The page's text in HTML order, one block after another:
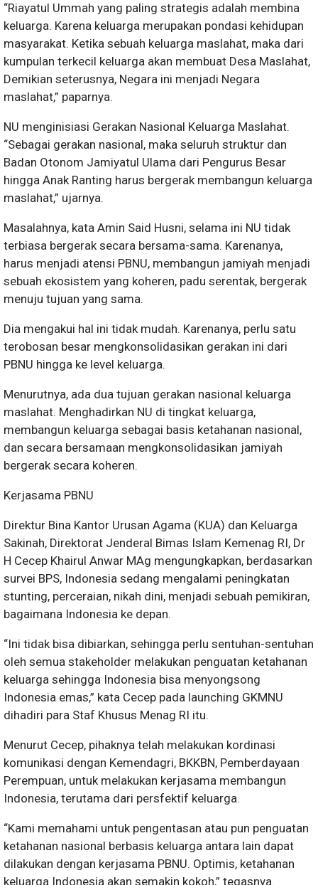
“Riayatul Ummah yang paling strategis adalah membina
keluarga. Karena keluarga merupakan pondasi kehidupan
masyarakat. Ketika sebuah keluarga maslahat, maka dari
kumpulan terkecil keluarga akan membuat Desa Maslahat,
Demikian seterusnya, Negara ini menjadi Negara
maslahat,” paparnya.
NU menginisiasi Gerakan Nasional Keluarga Maslahat.
“Sebagai gerakan nasional, maka seluruh struktur dan
Badan Otonom Jamiyatul Ulama dari Pengurus Besar
hingga Anak Ranting harus bergerak membangun keluarga
maslahat,” ujarnya.
Masalahnya, kata Amin Said Husni, selama ini NU tidak
terbiasa bergerak secara bersama-sama. Karenanya,
harus menjadi atensi PBNU, membangun jamiyah menjadi
sebuah ekosistem yang koheren, padu serentak, bergerak
menuju tujuan yang sama.
Dia mengakui hal ini tidak mudah. Karenanya, perlu satu
terobosan besar mengkonsolidasikan gerakan ini dari
PBNU hingga ke level keluarga.
Menurutnya, ada dua tujuan gerakan nasional keluarga
maslahat. Menghadirkan NU di tingkat keluarga,
membangun keluarga sebagai basis ketahanan nasional,
dan secara bersamaan mengkonsolidasikan jamiyah
bergerak secara koheren.
Kerjasama PBNU
Direktur Bina Kantor Urusan Agama (KUA) dan Keluarga
Sakinah, Direktorat Jenderal Bimas Islam Kemenag RI, Dr
H Cecep Khairul Anwar MAg mengungkapkan, berdasarkan
survei BPS, Indonesia sedang mengalami peningkatan
stunting, perceraian, nikah dini, menjadi sebuah pemikiran,
bagaimana Indonesia ke depan.
“Ini tidak bisa dibiarkan, sehingga perlu sentuhan-sentuhan
oleh semua stakeholder melakukan penguatan ketahanan
keluarga sehingga Indonesia bisa menyongsong
Indonesia emas,” kata Cecep pada launching GKMNU
dihadiri para Staf Khusus Menag RI itu.
Menurut Cecep, pihaknya telah melakukan kordinasi
komunikasi dengan Kemendagri, BKKBN, Pemberdayaan
Perempuan, untuk melakukan kerjasama membangun
Indonesia, terutama dari persfektif keluarga.
“Kami memahami untuk pengentasan atau pun penguatan
ketahanan nasional berbasis keluarga antara lain dapat
dilakukan dengan kerjasama PBNU. Optimis, ketahanan
keluarga Indonesia akan semakin kokoh,” tegasnya.